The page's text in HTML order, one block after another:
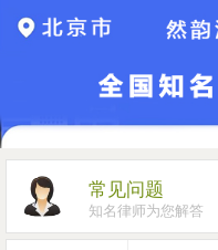
常见问题
知名律师为您解答